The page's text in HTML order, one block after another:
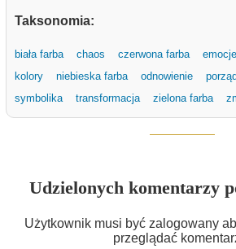
Taksonomia:
biała farba chaos czerwona farba emocje
kolory
niebieska farba odnowienie
symbolika
transformacja zielona farba
Udzielonych komentarzy
Użytkownik musi być zalogowany
przeglądać